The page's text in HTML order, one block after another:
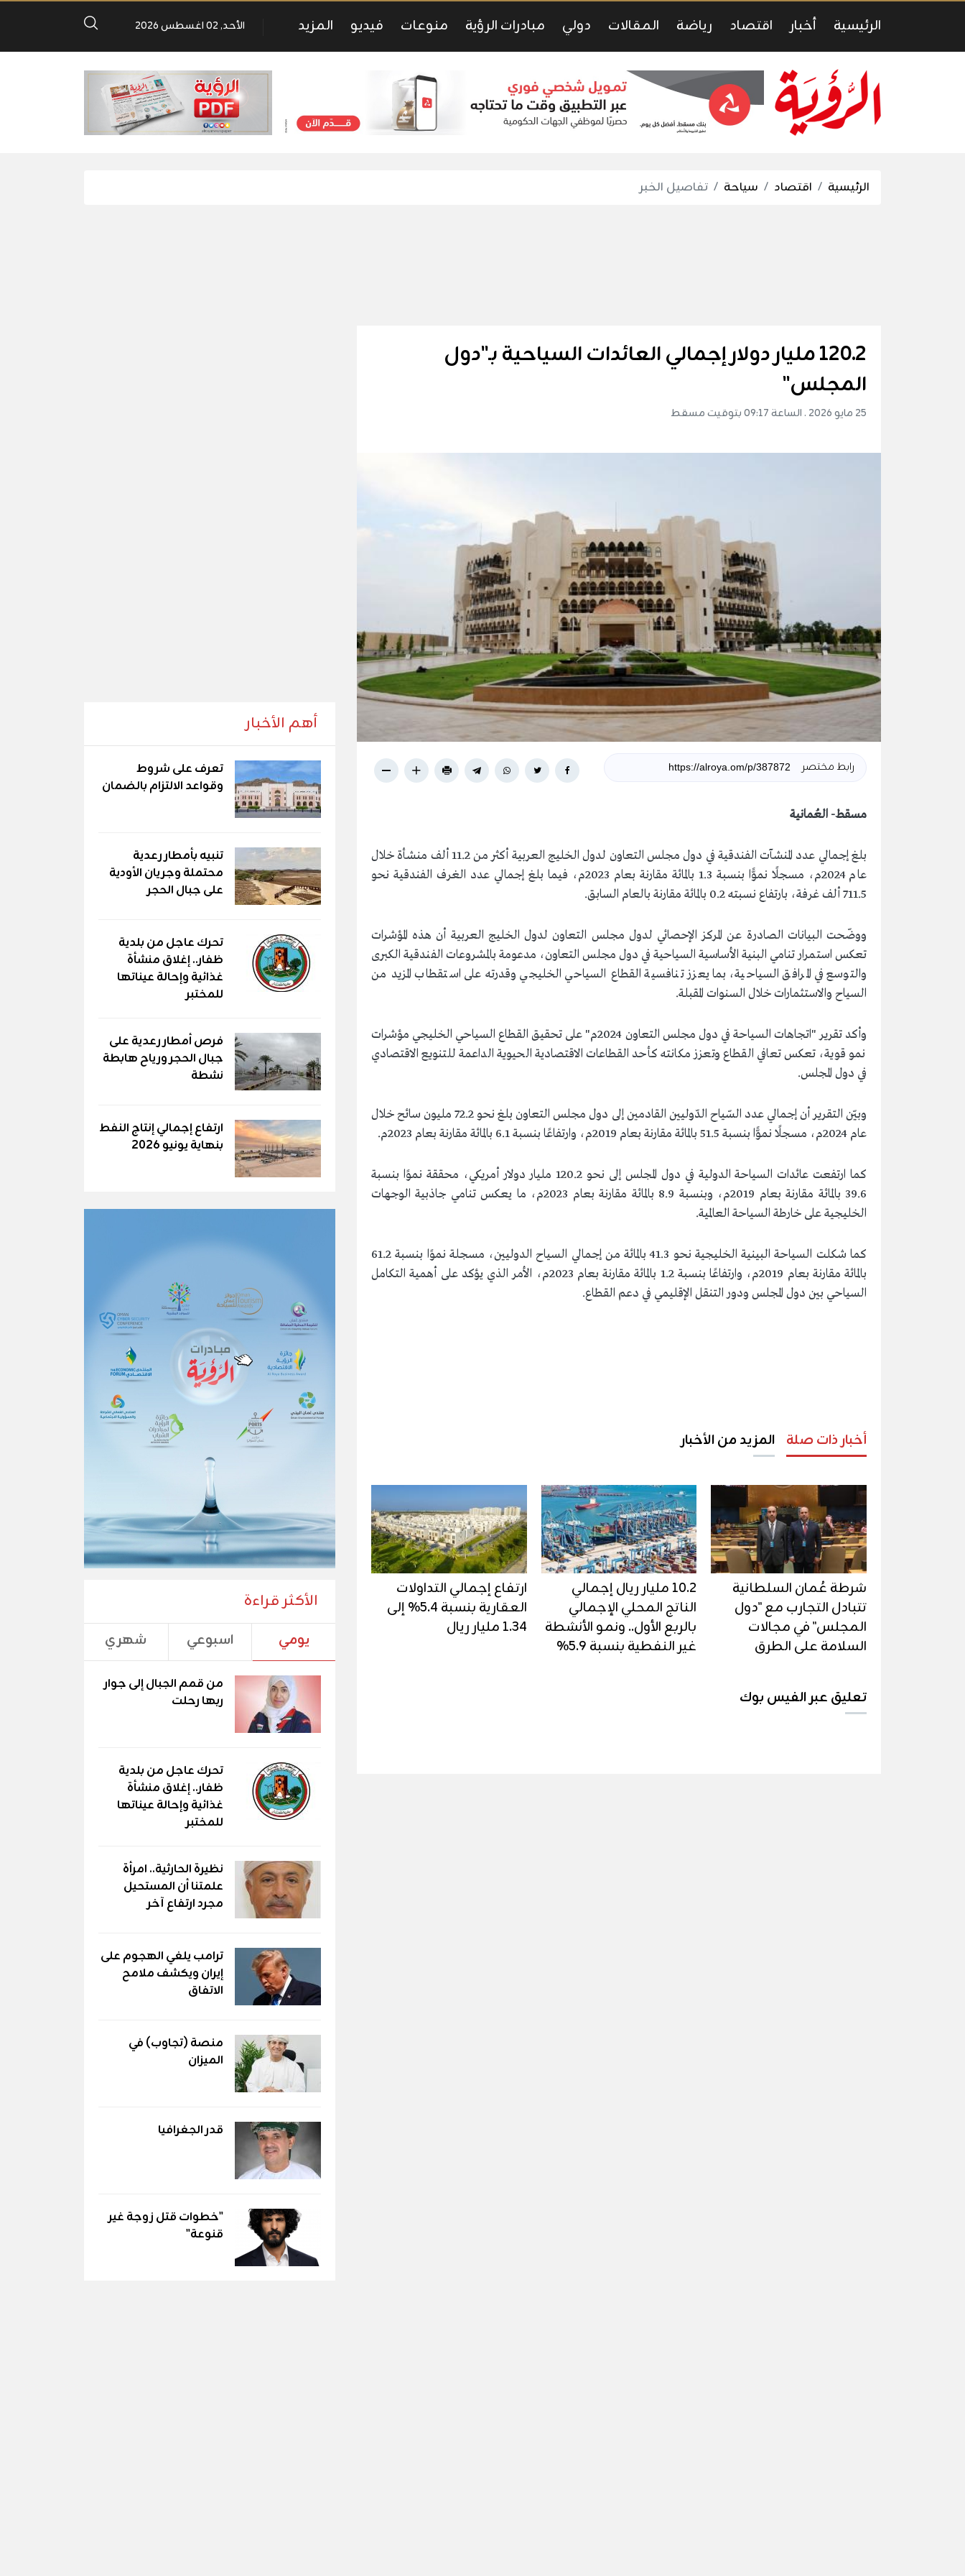
الرئيسية أخبار اقتصاد رياضة المقالات دولي مبادرات الرؤية منوعات فيديو المزيد الأحد, 02 اغسطس 2026
الرئيسية اقتصاد سياحة تفاصيل الخبر
120.2 مليار دولار إجمالي العائدات السياحية بـ"دول
المجلس"
25 مايو 2026 . الساعة 09:17 بتوقيت مسقط
رابط مختصر
مسقط- العُمانية
بلغ إجمالي عدد المنشآت الفندقية في دول مجلس التعاون لدول الخليج العربية أكثر من 11.2 ألف منشأة خلال
عام 2024م، مسجلًا نموًّا بنسبة 1.3 بالمائة مقارنة بعام 2023م، فيما بلغ إجمالي عدد الغرف الفندقية نحو
711.5 ألف غرفة، بارتفاع نسبته 0.2 بالمائة مقارنة بالعام السابق.
ووضّحت البيانات الصادرة عن المركز الإحصائي لدول مجلس التعاون لدول الخليج العربية أن هذه المؤشرات
تعكس استمرار تنامي البنية الأساسية السياحية في دول مجلس التعاون، مدعومة بالمشروعات الفندقية الكبرى
والتوسع في المرافق السياحية، بما يعزز تنافسية القطاع السياحي الخليجي وقدرته على استقطاب المزيد من
السياح والاستثمارات خلال السنوات المقبلة.
وأكد تقرير "اتجاهات السياحة في دول مجلس التعاون 2024م" على تحقيق القطاع السياحي الخليجي مؤشرات
نمو قوية، تعكس تعافي القطاع وتعزز مكانته كأحد القطاعات الاقتصادية الحيوية الداعمة للتنويع الاقتصادي
في دول المجلس.
وبيّن التقرير أن إجمالي عدد السّياح الدّوليين القادمين إلى دول مجلس التعاون بلغ نحو 72.2 مليون سائح خلال
عام 2024م، مسجلًا نموًّا بنسبة 51.5 بالمائة مقارنة بعام 2019م، وارتفاعًا بنسبة 6.1 بالمائة مقارنة بعام 2023م.
كما ارتفعت عائدات السياحة الدولية في دول المجلس إلى نحو 120.2 مليار دولار أمريكي، محققة نموًا بنسبة
39.6 بالمائة مقارنة بعام 2019م، وبنسبة 8.9 بالمائة مقارنة بعام 2023م، ما يعكس تنامي جاذبية الوجهات
الخليجية على خارطة السياحة العالمية.
كما شكلت السياحة البينية الخليجية نحو 41.3 بالمائة من إجمالي السياح الدوليين، مسجلة نموًا بنسبة 61.2
بالمائة مقارنة بعام 2019م، وارتفاعًا بنسبة 1.2 بالمائة مقارنة بعام 2023م، الأمر الذي يؤكد على أهمية التكامل
السياحي بين دول المجلس ودور التنقل الإقليمي في دعم القطاع.
أخبار ذات صلة المزيد من الأخبار
شرطة عُمان السلطانية
تتبادل التجارب مع "دول
المجلس" في مجالات
السلامة على الطرق
10.2 مليار ريال إجمالي
الناتج المحلي الإجمالي
بالربع الأول.. ونمو الأنشطة
غير النفطية بنسبة 5.9%
ارتفاع إجمالي التداولات
العقارية بنسبة 5.4% إلى
1.34 مليار ريال
تعليق عبر الفيس بوك
أهم الأخبار
تعرف على شروط
وقواعد الالتزام بالضمان
تنبيه بأمطار رعدية
محتملة وجريان الأودية
على جبال الحجر
تحرك عاجل من بلدية
ظفار.. إغلاق منشأة
غذائية وإحالة عيناتها
للمختبر
فرص أمطار رعدية على
جبال الحجر ورياح هابطة
نشطة
ارتفاع إجمالي إنتاج النفط
بنهاية يونيو 2026
الأكثر قراءة
يومي اسبوعي شهري
من قمم الجبال إلى جوار
ربها رحلت
تحرك عاجل من بلدية
ظفار.. إغلاق منشأة
غذائية وإحالة عيناتها
للمختبر
نظيرة الحارثية.. امرأة
علمتنا أن المستحيل
مجرد ارتفاع آخر
ترامب يلغي الهجوم على
إيران ويكشف ملامح
الاتفاق
منصة (تجاوب) في
الميزان
قدر الجغرافيا
"خطوات قتل زوجة غير
قنوعة"